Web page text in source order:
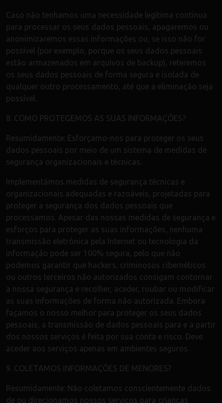
Caso não tenhamos uma necessidade legítima contínua
para processar os seus dados pessoais, apagaremos ou
anonimizaremos essas informações ou, se isso não for
possível (por exemplo, porque os seus dados pessoais
estão armazenados em arquivos de backup), reteremos
os seus dados pessoais de forma segura e isolada de
qualquer outro processamento, até que a eliminação seja
possível.
8. COMO PROTEGEMOS AS SUAS INFORMAÇÕES?
Resumidamente: Esforçamo-nos para proteger os seus
dados pessoais por meio de um sistema de medidas de
segurança organizacionais e técnicas.
Implementámos medidas de segurança técnicas e
organizacionais adequadas e razoáveis, projetadas para
proteger a segurança dos dados pessoais que
processamos. Apesar das nossas medidas de segurança e
esforços para proteger as suas informações, nenhuma
transmissão eletrônica pela Internet ou tecnologia da
informação pode ser 100% segura, pelo que não
podemos garantir que hackers, criminosos cibernéticos
ou outros terceiros não autorizados consigam contornar
a nossa segurança e recolher, aceder, roubar ou modificar
as suas informações de forma não autorizada. Embora
façamos o nosso melhor para proteger os seus dados
pessoais, a transmissão de dados pessoais para e a partir
dos nossos serviços é feita por sua conta e risco. Deve
aceder aos serviços apenas em ambientes seguros.
9. COLETAMOS INFORMAÇÕES DE MENORES?
Resumidamente: Não coletamos conscientemente dados
de ou direcionamos nossos serviços para crianças